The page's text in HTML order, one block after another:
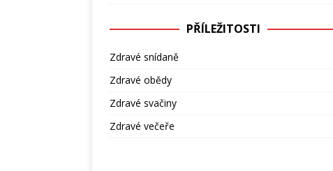
PŘÍLEŽITOSTI
Zdravé snídaně
Zdravé obědy
Zdravé svačiny
Zdravé večeře